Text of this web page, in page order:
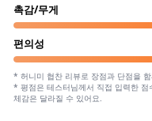
촉감/무게
편의성
* 허니미 협찬 리뷰로 장점과 단점을
* 평점은 테스터님께서 직접 입력한
체감은 달라질 수 있어요.